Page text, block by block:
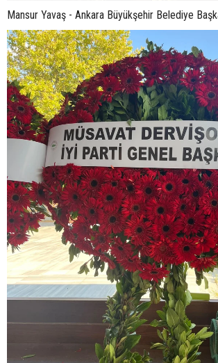
Mansur Yavaş - Ankara Büyükşehir Belediye